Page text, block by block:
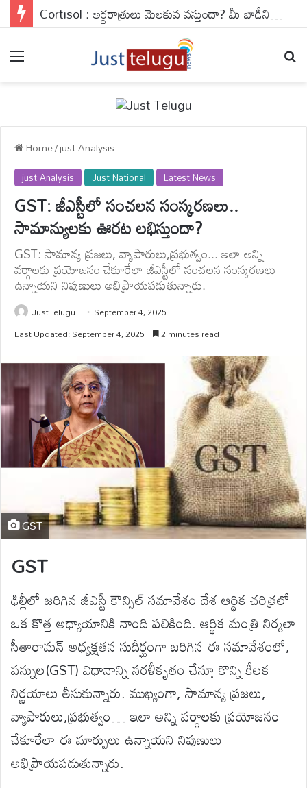
Cortisol : అర్థరాత్రులు మెలకువ వస్తుందా? మీ బాడీని శాసిస్తున్న ఆ ఒక్క హార్మోన్ సీక్రెట్ అదే..
Home/just Analysis
just Analysis Just National Latest News
GST: జీఎస్టీలో సంచలన సంస్కరణలు..
సామాన్యులకు ఊరట లభిస్తుందా?
GST: సామాన్య ప్రజలు, వ్యాపారులు,ప్రభుత్వం... ఇలా అన్ని
వర్గాలకు ప్రయోజనం చేకూరేలా జీఎస్టీలో సంచలన సంస్కరణలు
ఉన్నాయని నిపుణులు అభిప్రాయపడుతున్నారు.
JustTelugu
September 4, 2025
Last Updated: September 4, 2025
2 minutes read
GST
GST
ఢిల్లీలో జరిగిన జీఎస్టీ కౌన్సిల్ సమావేశం దేశ ఆర్థిక చరిత్రలో
ఒక కొత్త అధ్యాయానికి నాంది పలికింది. ఆర్థిక మంత్రి నిర్మలా
సీతారామన్ అధ్యక్షతన సుదీర్ఘంగా జరిగిన ఈ సమావేశంలో,
పన్నుల(GST) విధానాన్ని సరళీకృతం చేస్తూ కొన్ని కీలక
నిర్ణయాలు తీసుకున్నారు. ముఖ్యంగా, సామాన్య ప్రజలు,
వ్యాపారులు,ప్రభుత్వం… ఇలా అన్ని వర్గాలకు ప్రయోజనం
చేకూరేలా ఈ మార్పులు ఉన్నాయని నిపుణులు
అభిప్రాయపడుతున్నారు.